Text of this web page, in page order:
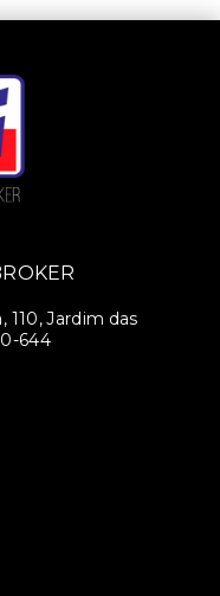
110, Jardim das
644